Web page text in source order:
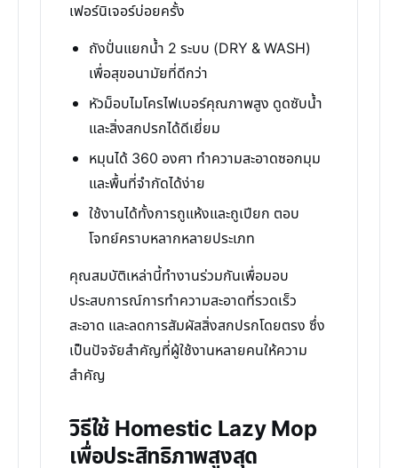
เฟอร์นิเจอร์บ่อยครั้ง
ถังปั่นแยกน้ำ 2 ระบบ (DRY & WASH)
เพื่อสุขอนามัยที่ดีกว่า
หัวม็อบไมโครไฟเบอร์คุณภาพสูง ดูดซับน้ำ
และสิ่งสกปรกได้ดีเยี่ยม
หมุนได้ 360 องศา ทำความสะอาดซอกมุม
และพื้นที่จำกัดได้ง่าย
ใช้งานได้ทั้งการถูแห้งและถูเปียก ตอบ
โจทย์คราบหลากหลายประเภท
คุณสมบัติเหล่านี้ทำงานร่วมกันเพื่อมอบ
ประสบการณ์การทำความสะอาดที่รวดเร็ว
สะอาด และลดการสัมผัสสิ่งสกปรกโดยตรง ซึ่ง
เป็นปัจจัยสำคัญที่ผู้ใช้งานหลายคนให้ความ
สำคัญ
วิธีใช้ Homestic Lazy Mop
เพื่อประสิทธิภาพสูงสุด